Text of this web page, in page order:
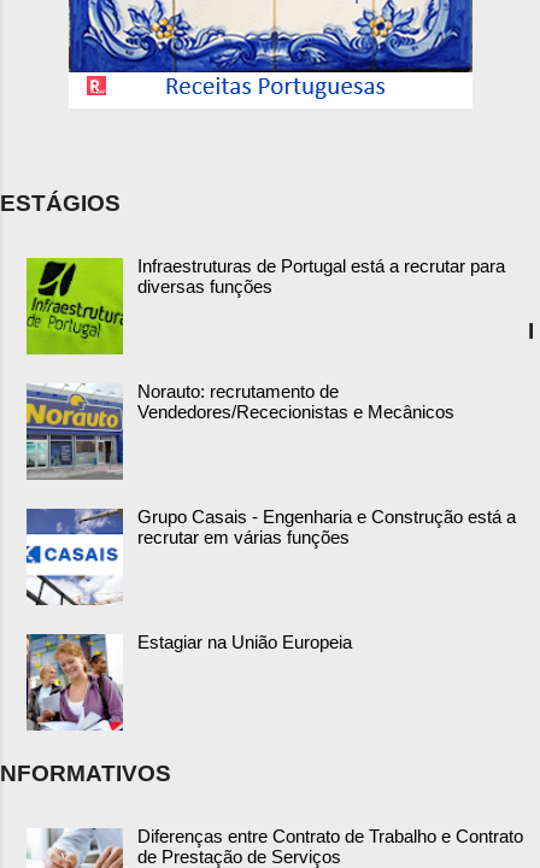
ESTÁGIOS
Infraestruturas de Portugal está a recrutar para
diversas funções
Norauto: recrutamento de
Vendedores/Rececionistas e Mecânicos
Grupo Casais - Engenharia e Construção está a
recrutar em várias funções
Estagiar na União Europeia
I
NFORMATIVOS
Diferenças entre Contrato de Trabalho e Contrato
de Prestação de Serviços